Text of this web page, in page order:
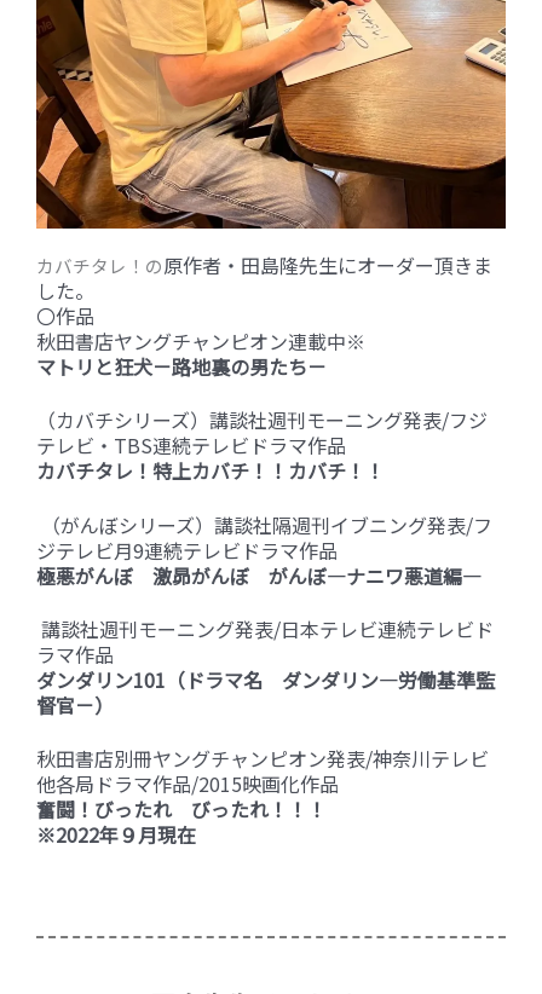
カバチタレ！の原作者・田島隆先生にオーダー頂きま
した。
〇作品
秋田書店ヤングチャンピオン連載中※
マトリと狂犬－路地裏の男たち－
（カバチシリーズ）講談社週刊モーニング発表/フジ
テレビ・TBS連続テレビドラマ作品
カバチタレ！特上カバチ！！カバチ！！
（がんぼシリーズ）講談社隔週刊イブニング発表/フ
ジテレビ月9連続テレビドラマ作品
極悪がんぼ 激昴がんぼ がんぼ―ナニワ悪道編―
講談社週刊モーニング発表/日本テレビ連続テレビド
ラマ作品
ダンダリン101（ドラマ名 ダンダリン―労働基準監
督官－）
秋田書店別冊ヤングチャンピオン発表/神奈川テレビ
他各局ドラマ作品/2015映画化作品
奮闘！びったれ びったれ！！！
※2022年９月現在